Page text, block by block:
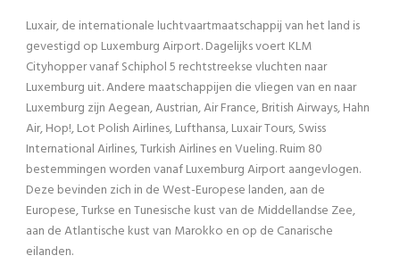
Luxair, de internationale luchtvaartmaatschappij van het land is
gevestigd op Luxemburg Airport. Dagelijks voert KLM
Cityhopper vanaf Schiphol 5 rechtstreekse vluchten naar
Luxemburg uit. Andere maatschappijen die vliegen van en naar
Luxemburg zijn Aegean, Austrian, Air France, British Airways, Hahn
Air, Hop!, Lot Polish Airlines, Lufthansa, Luxair Tours, Swiss
International Airlines, Turkish Airlines en Vueling. Ruim 80
bestemmingen worden vanaf Luxemburg Airport aangevlogen.
Deze bevinden zich in de West-Europese landen, aan de
Europese, Turkse en Tunesische kust van de Middellandse Zee,
aan de Atlantische kust van Marokko en op de Canarische
eilanden.